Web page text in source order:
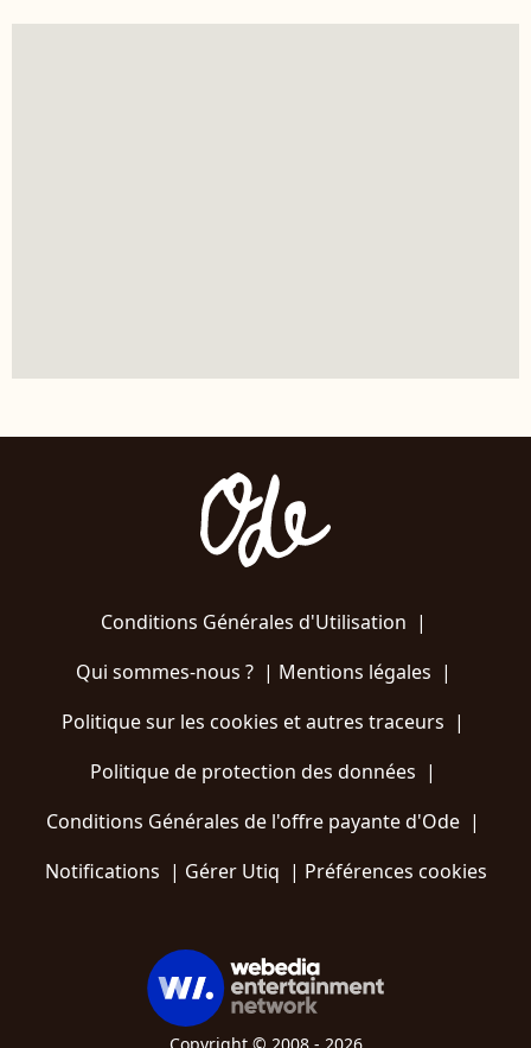
Conditions Générales d'Utilisation |
Qui sommes-nous ?| Mentions légales |
Politique sur les cookies et autres traceurs |
Politique de protection des données |
Conditions Générales de l'offre payante d'Ode |
Notifications | Gérer Utiq | Préférences cookies